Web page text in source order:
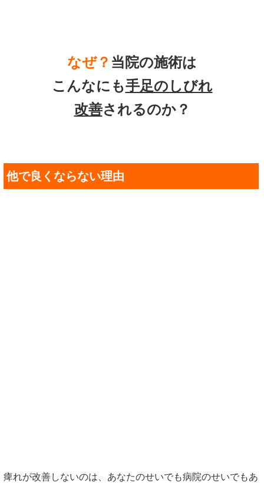
なぜ？ 当院の施術は
こんなにも手足のしびれ
改善されるのか？
他で良くならない理由
痺れが改善しないのは、あなたのせいでも病院のせいでもあ